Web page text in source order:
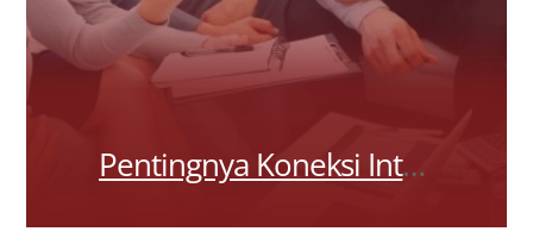
Pentingnya Koneksi Internet Stabil dalam Hospitality